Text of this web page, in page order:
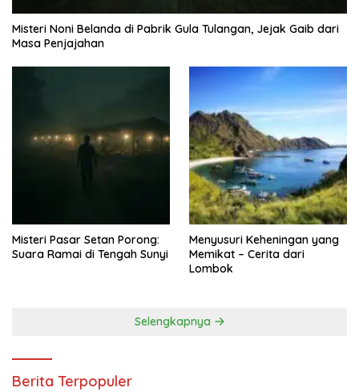
Misteri Noni Belanda di Pabrik Gula Tulangan, Jejak Gaib dari
Masa Penjajahan
Misteri Pasar Setan Porong:
Suara Ramai di Tengah Sunyi
Menyusuri Keheningan yang
Memikat – Cerita dari
Lombok
Selengkapnya
Berita Terpopuler